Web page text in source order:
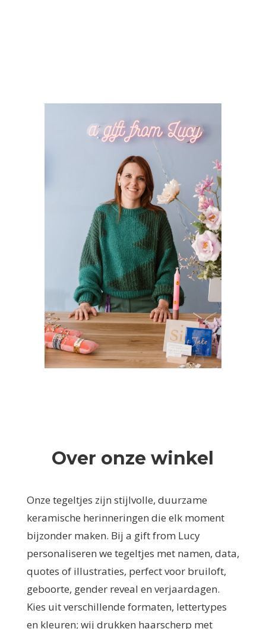
Over onze winkel
Onze tegeltjes zijn stijlvolle, duurzame
keramische herinneringen die elk moment
bijzonder maken. Bij a gift from Lucy
personaliseren we tegeltjes met namen, data,
quotes of illustraties, perfect voor bruiloft,
geboorte, gender reveal en verjaardagen.
Kies uit verschillende formaten, lettertypes
en kleuren; wij drukken haarscherp met